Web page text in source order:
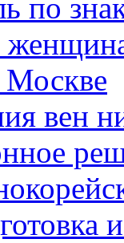
по
Москве
вен